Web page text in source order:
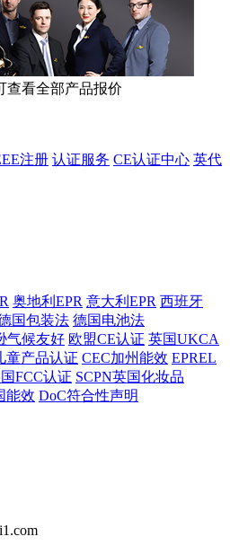
查看全部产品报价
注册 认证服务 CE认证中心 英代
奥地利EPR 意大利EPR 西班牙
国包装法 德国电池法
气候友好 欧盟CE认证 英国UKCA
童产品认证 CEC加州能效 EPREL
FCC认证 SCPN英国化妆品
能效 DoC符合性声明